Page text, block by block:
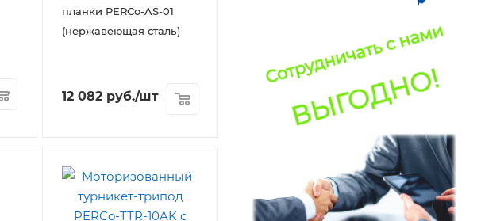
планки PERCo-AS-01
(нержавеющая сталь)
12 082 руб./шт